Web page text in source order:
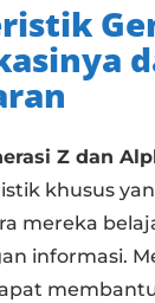
Z dan
khusus
mereka
informasi.